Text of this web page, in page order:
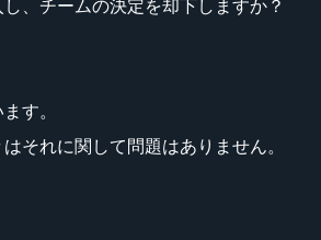
、チームの決定を却下しますか？
す。
それに関して問題はありません。